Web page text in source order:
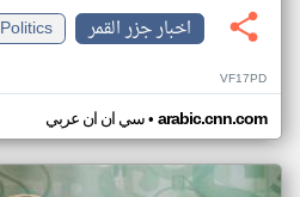
اخبار جزر القمر
Politics
VF17PD
سي ان ان عربي• arabic.cnn.com